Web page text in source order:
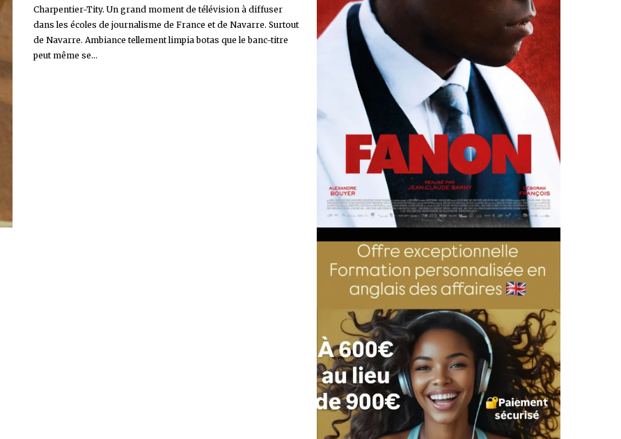
Charpentier-Tity. Un grand moment de télévision à diffuser
dans les écoles de journalisme de France et de Navarre. Surtout
de Navarre. Ambiance tellement limpia botas que le banc-titre
peut même se...